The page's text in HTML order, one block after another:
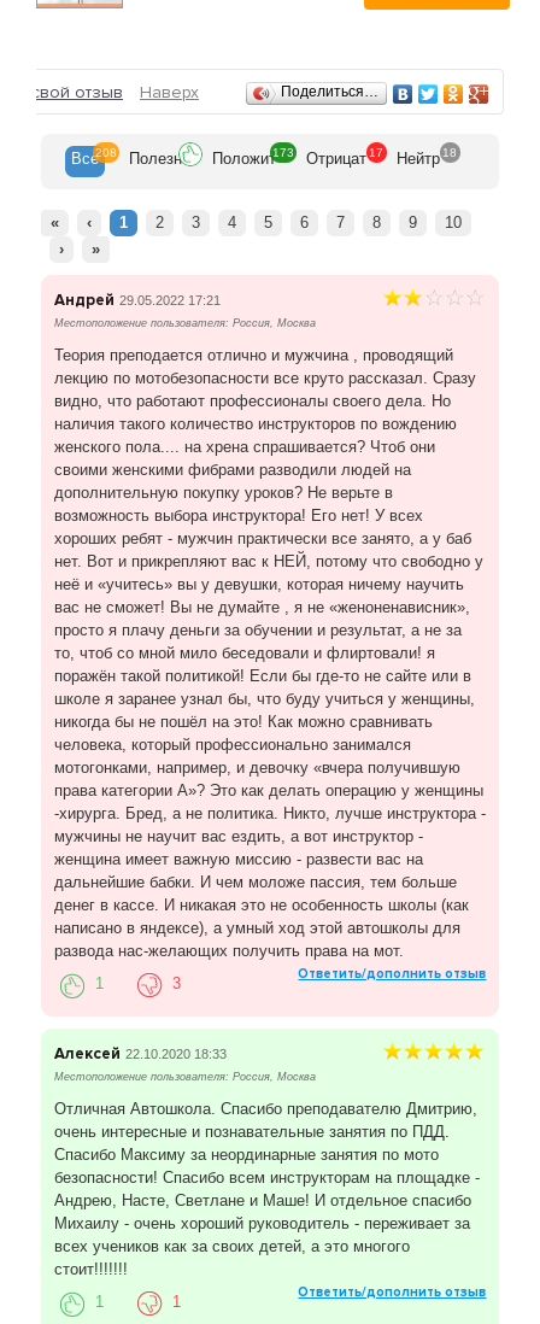
Отзывы
свой отзыв Наверх Поделиться…
Все208 Полезн Положит173 Отрицат 17 Нейтр 18
« ‹ 1 2 3 4 5 6 7 8 9
10
›
»
Андрей 29.05.2022 17:21
Местоположение пользователя: Россия, Москва
Теория преподается отлично и мужчина , проводящий
лекцию по мотобезопасности все круто рассказал. Сразу
видно, что работают профессионалы своего дела. Но
наличия такого количество инструкторов по вождению
женского пола.... на хрена спрашивается? Чтоб они
своими женскими фибрами разводили людей на
дополнительную покупку уроков? Не верьте в
возможность выбора инструктора! Его нет! У всех
хороших ребят - мужчин практически все занято, а у баб
нет. Вот и прикрепляют вас к НЕЙ, потому что свободно у
неё и «учитесь» вы у девушки, которая ничему научить
вас не сможет! Вы не думайте , я не «женоненависник»,
просто я плачу деньги за обучении и результат, а не за
то, чтоб со мной мило беседовали и флиртовали! я
поражён такой политикой! Если бы где-то не сайте или в
школе я заранее узнал бы, что буду учиться у женщины,
никогда бы не пошёл на это! Как можно сравнивать
человека, который профессионально занимался
мотогонками, например, и девочку «вчера получившую
права категории А»? Это как делать операцию у женщины
-хирурга. Бред, а не политика. Никто, лучше инструктора -
мужчины не научит вас ездить, а вот инструктор -
женщина имеет важную миссию - развести вас на
дальнейшие бабки. И чем моложе пассия, тем больше
денег в кассе. И никакая это не особенность школы (как
написано в яндексе), а умный ход этой автошколы для
развода нас-желающих получить права на мот.
Ответить/дополнить отзыв
1 3
Алексей 22.10.2020 18:33
Местоположение пользователя: Россия, Москва
Отличная Автошкола. Спасибо преподавателю Дмитрию,
очень интересные и познавательные занятия по ПДД.
Спасибо Максиму за неординарные занятия по мото
безопасности! Спасибо всем инструкторам на площадке -
Андрею, Насте, Светлане и Маше! И отдельное спасибо
Михаилу - очень хороший руководитель - переживает за
всех учеников как за своих детей, а это многого
стоит!!!!!!!
Ответить/дополнить отзыв
1 1